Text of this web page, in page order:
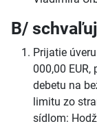
B/
Prijatie
000,00
debetu na
limitu zo
sídlom: